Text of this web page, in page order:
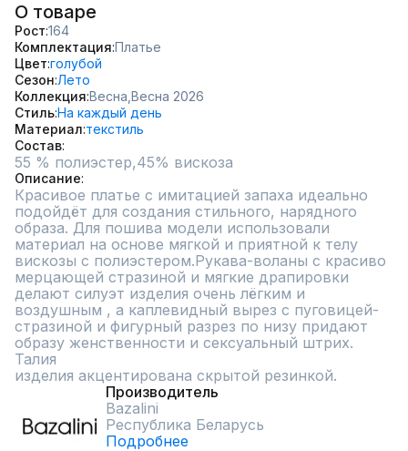
О товаре
Рост 164
Комплектация Платье
Цвет голубой
Сезон Лето
Коллекция Весна, Весна 2026
СтильНа каждый день
Материал текстиль
Состав
55 % полиэстер,45% вискоза
Описание
Красивое платье с имитацией запаха идеально
подойдёт для создания стильного, нарядного
образа. Для пошива модели использовали
материал на основе мягкой и приятной к телу
вискозы с полиэстером.Рукава-воланы с красиво
мерцающей стразиной и мягкие драпировки
делают силуэт изделия очень лёгким и
воздушным , а каплевидный вырез с пуговицей-
стразиной и фигурный разрез по низу придают
образу женственности и сексуальный штрих.
Талия
изделия акцентирована скрытой резинкой.
Производитель
Bazalini
Республика Беларусь
Подробнее